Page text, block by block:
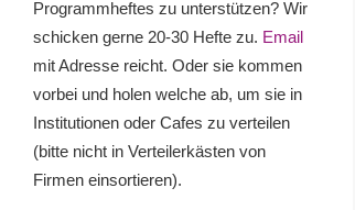
Programmheftes zu unterstützen? Wir
schicken gerne 20-30 Hefte zu. Email
mit Adresse reicht. Oder sie kommen
vorbei und holen welche ab, um sie in
Institutionen oder Cafes zu verteilen
(bitte nicht in Verteilerkästen von
Firmen einsortieren).